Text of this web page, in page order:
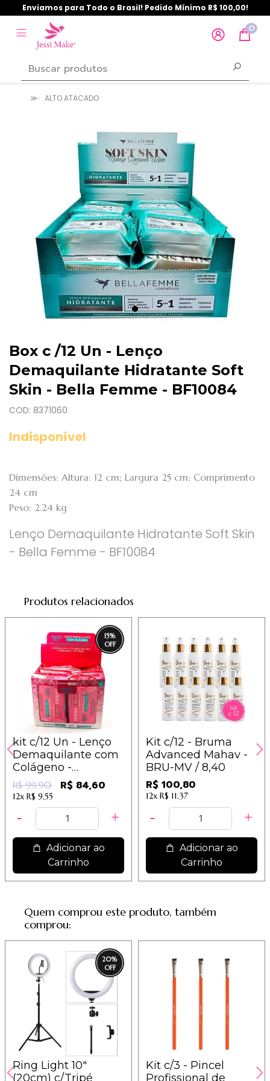
Enviamos para Todo o Brasil! Pedido Mínimo R$ 100,00!
0
ALTO ATACADO
Box c /12 Un - Lenço
Demaquilante Hidratante Soft
Skin - Bella Femme - BF10084
COD: 8371060
Indisponível
Dimensões: Altura: 12 cm; Largura 25 cm; Comprimento
24 cm
Peso: 2.24 kg
Lenço Demaquilante Hidratante Soft Skin
- Bella Femme - BF10084
Produtos relacionados
15%
kit c/12 Un - Lenço
Demaquilante com
Colágeno -
Dermachem
R$ 99,90 R$ 84,60
12x R$ 9,55
Adicionar ao
Carrinho
Kit c/12 - Bruma
Advanced Mahav -
BRU-MV / 8,40
R$ 100,80
12x R$ 11,37
Adicionar ao
Carrinho
Quem comprou este produto, também
comprou:
20%
Ring Light 10"
(20cm) c/Tripé
Kit c/3 - Pincel
Profissional de